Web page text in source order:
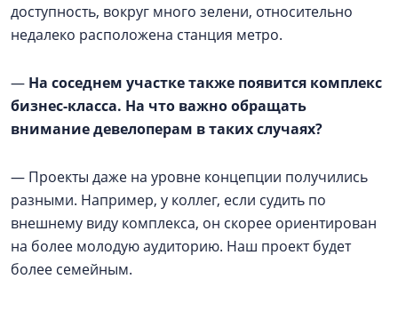
доступность, вокруг много зелени, относительно
недалеко расположена станция метро.
— На соседнем участке также появится комплекс
бизнес-класса. На что важно обращать
внимание девелоперам в таких случаях?
— Проекты даже на уровне концепции получились
разными. Например, у коллег, если судить по
внешнему виду комплекса, он скорее ориентирован
на более молодую аудиторию. Наш проект будет
более семейным.